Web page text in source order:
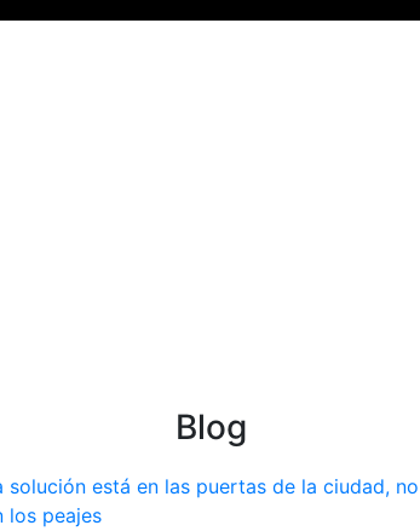
Blog
solución está en las puertas de la ciudad, no
los peajes